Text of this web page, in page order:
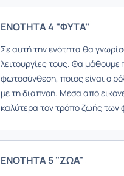
ΕΝΟΤΗΤΑ 4 "ΦΥΤΑ"
Σε αυτή την ενότητα θα
λειτουργίες τους. Θα
φωτοσύνθεση, ποιος είναι ο
με τη διαπνοή. Μέσα από
καλύτερα τον τρόπο ζωής των
ΕΝΟΤΗΤΑ 5 "ΖΩΑ"